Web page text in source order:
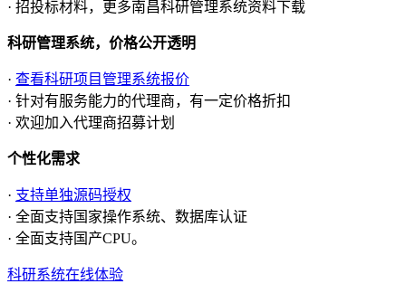
· 招投标材料，更多南昌科研管理系统资料下载
科研管理系统，价格公开透明
· 查看科研项目管理系统报价
· 针对有服务能力的代理商，有一定价格折扣
· 欢迎加入代理商招募计划
个性化需求
· 支持单独源码授权
· 全面支持国家操作系统、数据库认证
· 全面支持国产CPU。
科研系统在线体验